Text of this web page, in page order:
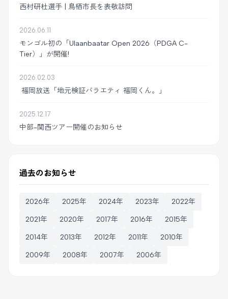
西村研杜選手 | 鳥栖市長を表敬訪問
2026.06.11
モンゴル初の「Ulaanbaatar Open 2026（PDGA C-
Tier）」が開催!
2026.02.03
福岡放送「地元検証バラエティ 福岡くん。」
2025.12.17
中部-関西ツアー開催のお知らせ
過去のお知らせ
2026年 2025年 2024年 2023年 2022年
2021年 2020年 2017年 2016年 2015年
2014年 2013年 2012年 2011年 2010年
2009年 2008年 2007年 2006年